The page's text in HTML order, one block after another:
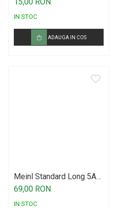
IN STOC
ADAUGA IN COS
Meinl Standard Long 5A
Drumstick American
Hickory SB103
69,00 RON
IN STOC